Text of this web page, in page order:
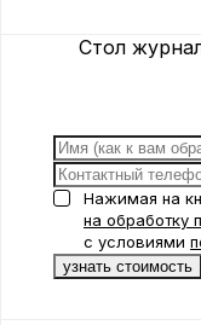
Стол
Нажимая на
на обработку
с условиями